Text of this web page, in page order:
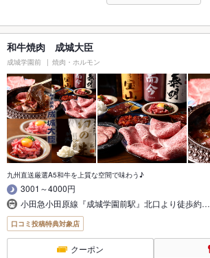
和牛焼肉 成城大臣
成城学園前 焼肉・ホルモン
九州直送厳選A5和牛を上質な空間で味わう♪
3001～4000円
小田急小田原線『成城学園前駅』北口より徒歩約…
口コミ投稿特典対象店
クーポン